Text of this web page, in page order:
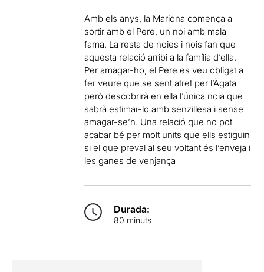
Amb els anys, la Mariona comença a
sortir amb el Pere, un noi amb mala
fama. La resta de noies i nois fan que
aquesta relació arribi a la família d’ella.
Per amagar-ho, el Pere es veu obligat a
fer veure que se sent atret per l’Àgata
però descobrirà en ella l’única noia que
sabrà estimar-lo amb senzillesa i sense
amagar-se’n. Una relació que no pot
acabar bé per molt units que ells estiguin
si el que preval al seu voltant és l’enveja i
les ganes de venjança
Durada:
80 minuts